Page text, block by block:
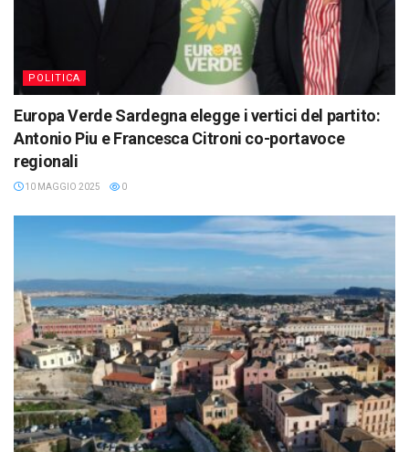
POLITICA
Europa Verde Sardegna elegge i vertici del partito:
Antonio Piu e Francesca Citroni co-portavoce
regionali
10 MAGGIO 2025 0